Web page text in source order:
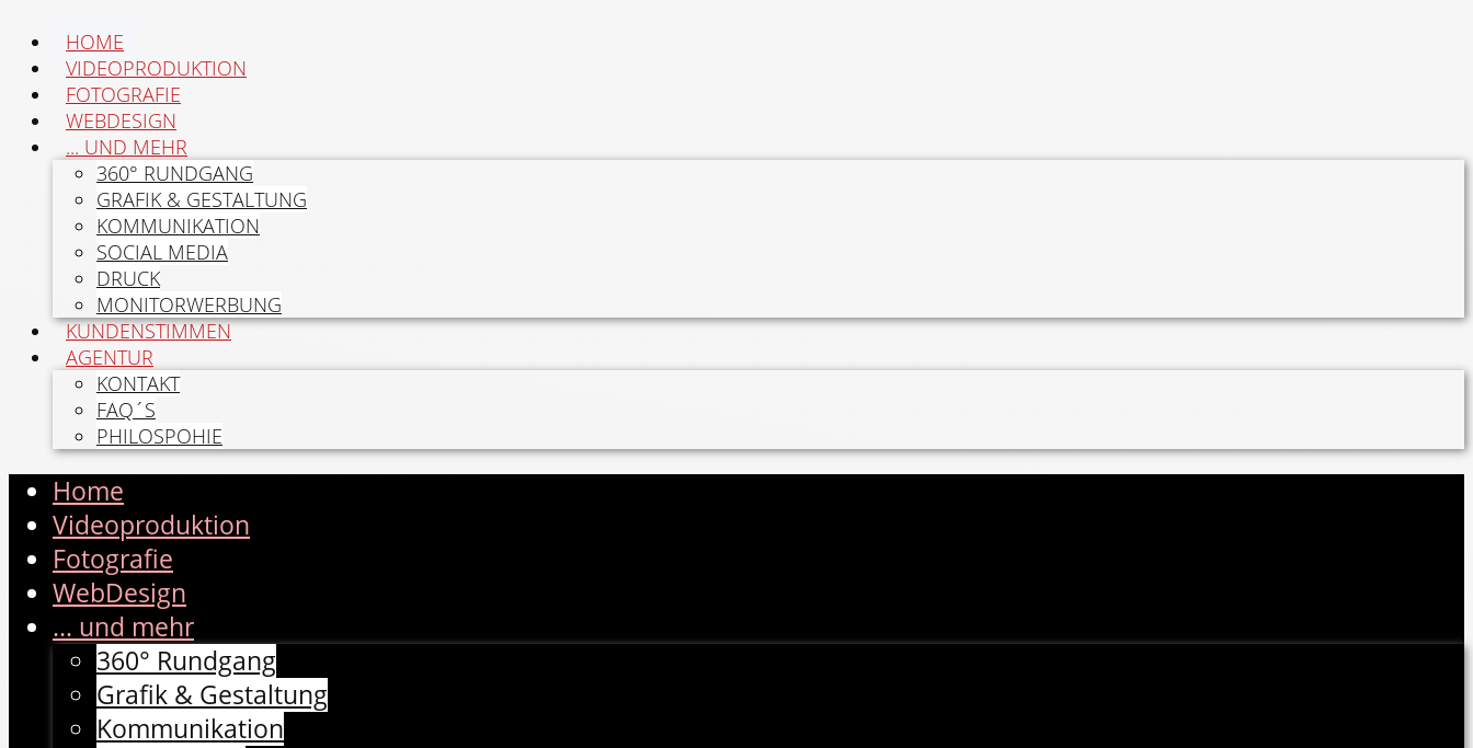
HOME
VIDEOPRODUKTION
FOTOGRAFIE
WEBDESIGN
... UND MEHR
360° RUNDGANG
GRAFIK & GESTALTUNG
KOMMUNIKATION
SOCIAL MEDIA
DRUCK
MONITORWERBUNG
KUNDENSTIMMEN
AGENTUR
KONTAKT
FAQ´S
PHILOSPOHIE
Home
Videoproduktion
Fotografie
WebDesign
... und mehr
360° Rundgang
Grafik & Gestaltung
Kommunikation